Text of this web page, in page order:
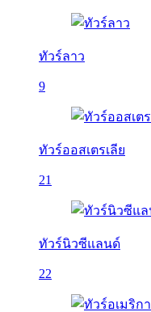
ทัวร์ลาว
9
ทัวร์ออสเตรเลีย
21
ทัวร์นิวซีแลนด์
22